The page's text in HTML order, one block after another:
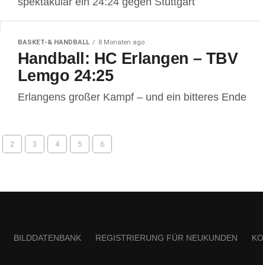
BASKET-& HANDBALL 8 Monaten ago
Handball: HC Erlangen – TBV
Lemgo 24:25
Erlangens großer Kampf – und ein bitteres Ende
2 3 4 5 6
BILDDATENBANK REGISTRIERUNG FÜR NEUKUNDEN